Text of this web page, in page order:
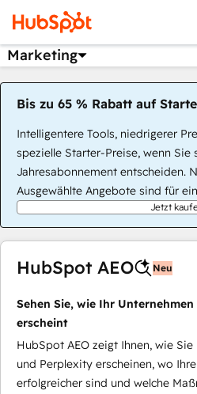
Marketing
Bis zu 65 % Rabatt auf
Intelligentere Tools, niedrigerer
spezielle Starter-Preise, wenn
Jahresabonnement entscheiden.
Ausgewählte Angebote sind für
Jetzt
HubSpot AEO Neu
Sehen Sie, wie Ihr
erscheint
HubSpot AEO zeigt Ihnen, wie Sie
und Perplexity erscheinen, wo
erfolgreicher sind und welche